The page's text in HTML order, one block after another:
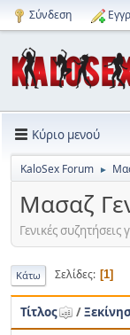
Σύνδεση
Κύριο μενού
KaloSex Forum ►
Μασαζ
Γενικές
Κάτω Σελίδες 1
Τίτλος /